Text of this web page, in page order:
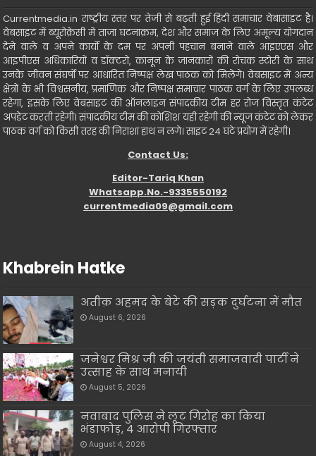
Currentmedia.in राष्ट्रीय स्तर पर तेजी से बढ़ती हुई हिंदी समाचार वेबासाइट है।
वेबसाइट में ब्यूरोक्रेसी में ताजा घटनाक्रम, देश और समाज के लिए अमूल्य योगदान
देने वाले व अपने कार्यो के दम पर अपनी पहचान बनाने वाले आइएएस और
आइपीएस अधिकारियों व डॉक्टरो, कानून के जानकारों की रोचक स्टोरी के साथ
उनके जीवन संघर्षो पर आधारित निष्पक्ष लेख पाठक को मिलेंगे। वेबसाइट में अन्य
क्षेत्रों के भी विश्वसनीय, प्रमाणिक और निष्पक्ष समाचार पाठक वर्ग के लिए उपलब्ध
रहेगा, इसके लिए वेबसाइट की ऑनलाइन संपादकीय टीम हर रोज विस्तृत कंटेट
अपडेट करती रहेगी। संपादकीय टीम की कोशिश यही रहेगी की न्यूज कंटेट को लेकर
पाठक वर्ग को किसी तरह की निराशा हाथ न लगे। साइट 24 घंटे प्रयोग में रहेगी।
Contact Us:
Editor-Tariq Khan
Whatsapp.No.-9335550192
currentmedia09@gmail.com
Khabrein Hatke
अतीक़ अहमद के बेटे की सड़क दुर्घटना में मौत
August 6, 2026
जनेश्वर मिश्र जी की जयंती समाजवादी पार्टी ने
उत्साह के साथ मनायी
August 5, 2026
नवाबाद पुलिस ने लूट गिरोह का किया
भंडाफोड़, 4 आरोपी गिरफ्तार
August 4, 2026